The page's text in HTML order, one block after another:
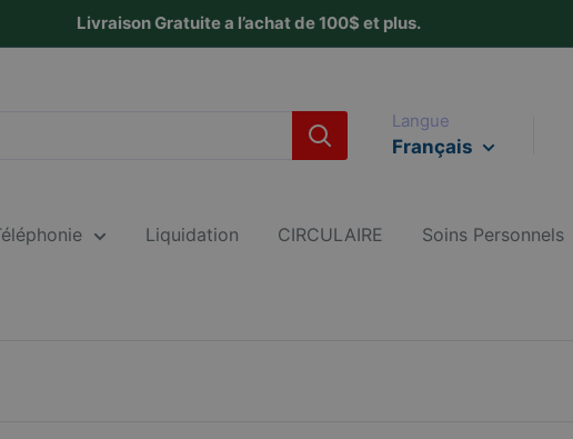
Livraison Gratuite a l’achat de 100$ et plus.
Langue
Français
Liquidation CIRCULAIRE Soins Personnels